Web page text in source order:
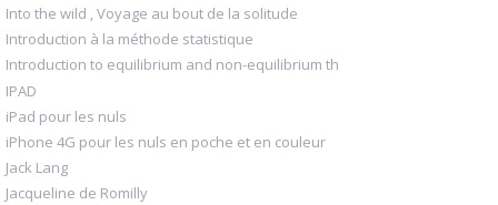
Into the wild , Voyage au bout de la solitude
Introduction à la méthode statistique
Introduction to equilibrium and non-equilibrium th
IPAD
iPad pour les nuls
iPhone 4G pour les nuls en poche et en couleur
Jack Lang
Jacqueline de Romilly